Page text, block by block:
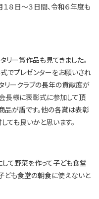
８日～３日間、令和６年度も
リー賞作品も見てきました。
でプレゼンターをお願いされ
リークラブの長年の貢献度が
長様に表彰式に参加して頂
品が盾です。他の各賞は表彰
ても良いかと思います。
て野菜を作って子ども食堂
ども食堂の朝食に使えないと